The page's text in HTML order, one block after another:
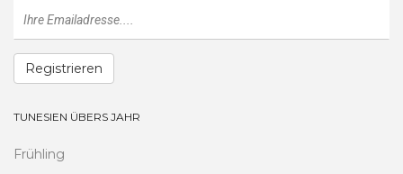
Registrieren
TUNESIEN ÜBERS JAHR
Frühling